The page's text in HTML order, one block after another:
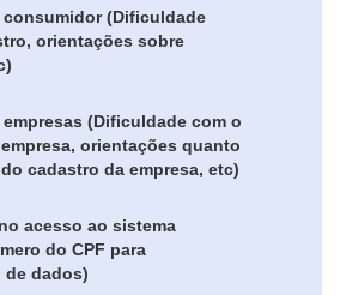
consumidor (Dificuldade
orientações sobre
(Dificuldade com o
orientações quanto
cadastro da empresa, etc)
acesso ao sistema
do CPF para
de dados)